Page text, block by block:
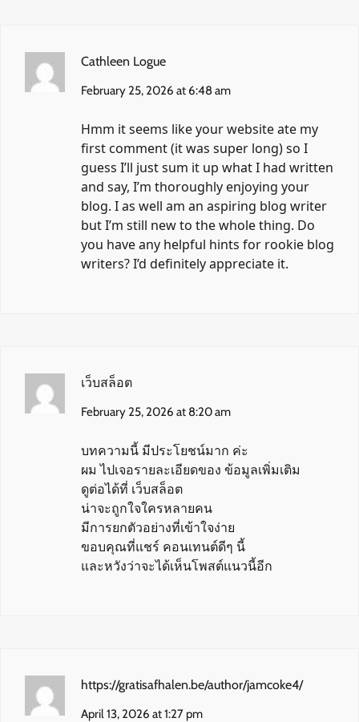
Cathleen Logue
February 25, 2026 at 6:48 am
Hmm it seems like your website ate my
first comment (it was super long) so I
guess I’ll just sum it up what I had written
and say, I’m thoroughly enjoying your
blog. I as well am an aspiring blog writer
but I’m still new to the whole thing. Do
you have any helpful hints for rookie blog
writers? I’d definitely appreciate it.
เว็บสล็อต
February 25, 2026 at 8:20 am
บทความนี้ มีประโยชน์มาก ค่ะ
ผม ไปเจอรายละเอียดของ ข้อมูลเพิ่มเติม
ดูต่อได้ที่ เว็บสล็อต
น่าจะถูกใจใครหลายคน
มีการยกตัวอย่างที่เข้าใจง่าย
ขอบคุณที่แชร์ คอนเทนต์ดีๆ นี้
และหวังว่าจะได้เห็นโพสต์แนวนี้อีก
https://gratisafhalen.be/author/jamcoke4/
April 13, 2026 at 1:27 pm